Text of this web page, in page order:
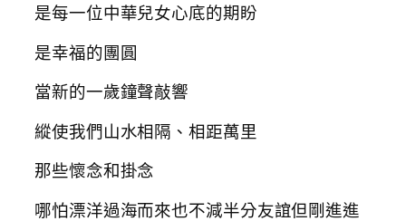
是每一位中華兒女心底的期盼
是幸福的團圓
當新的一歲鐘聲敲響
縱使我們山水相隔、相距萬里
那些懷念和掛念
哪怕漂洋過海而來也不減半分友誼但剛進進